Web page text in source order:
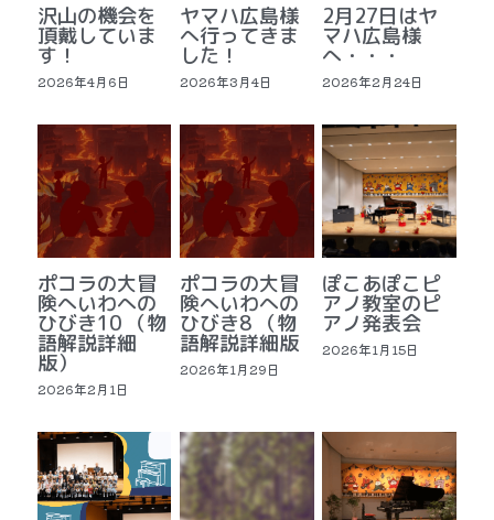
沢山の機会を
頂戴していま
す！
2026年4月6日
ヤマハ広島様
へ行ってきま
した！
2026年3月4日
2月27日はヤ
マハ広島様
へ・・・
2026年2月24日
ポコラの大冒
険へいわへの
ひびき10 （物
語解説詳細
版）
2026年2月1日
ポコラの大冒
険へいわへの
ひびき8 （物
語解説詳細版
2026年1月29日
ぽこあぽこピ
アノ教室のピ
アノ発表会
2026年1月15日